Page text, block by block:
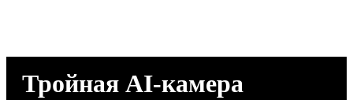
Тройная AI-камера